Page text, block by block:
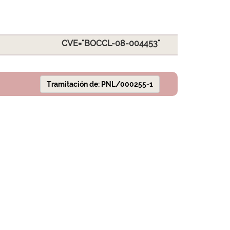
CVE="BOCCL-08-004453"
Tramitación de: PNL/000255-1